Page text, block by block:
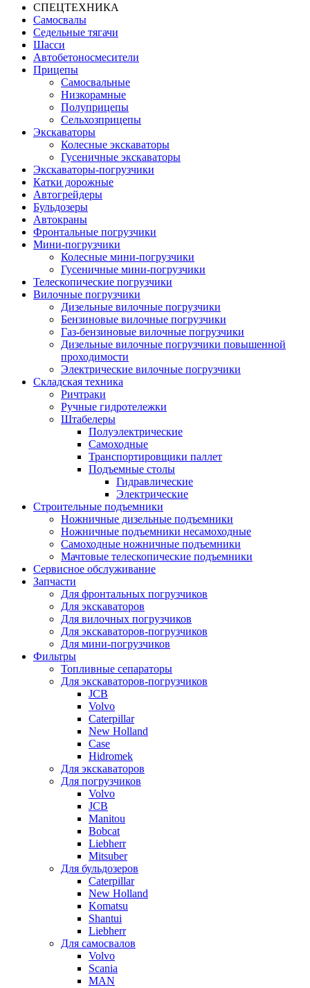
СПЕЦТЕХНИКА
Самосвалы
Седельные тягачи
Шасси
Автобетоно­смесители
Прицепы
Самосвальные
Низкорамные
Полуприцепы
Сельхозприцепы
Экскаваторы
Колесные экскаваторы
Гусеничные экскаваторы
Экскаваторы-погрузчики
Катки дорожные
Автогрейдеры
Бульдозеры
Автокраны
Фронтальные погрузчики
Мини-погрузчики
Колесные мини-погрузчики
Гусеничные мини-погрузчики
Телескопические погрузчики
Вилочные погрузчики
Дизельные вилочные погрузчики
Бензиновые вилочные погрузчики
Газ-бензиновые вилочные погрузчики
Дизельные вилочные погрузчики повышенной
проходимости
Электрические вилочные погрузчики
Складская техника
Ричтраки
Ручные гидротележки
Штабелеры
Полуэлектрические
Самоходные
Транспортировщики паллет
Подъемные столы
Гидравлические
Электрические
Строительные подъемники
Ножничные дизельные подъемники
Ножничные подъемники несамоходные
Самоходные ножничные подъемники
Мачтовые телескопические подъемники
Сервисное обслуживание
Запчасти
Для фронтальных погрузчиков
Для экскаваторов
Для вилочных погрузчиков
Для экскаваторов-погрузчиков
Для мини-погрузчиков
Фильтры
Топливные сепараторы
Для экскаваторов-погрузчиков
JCB
Volvo
Caterpillar
New Holland
Case
Hidromek
Для экскаваторов
Для погрузчиков
Volvo
JCB
Manitou
Bobcat
Liebherr
Mitsuber
Для бульдозеров
Caterpillar
New Holland
Komatsu
Shantui
Liebherr
Для самосвалов
Volvo
Scania
MAN